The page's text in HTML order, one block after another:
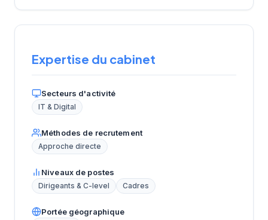
Expertise du cabinet
Secteurs d'activité
IT & Digital
Méthodes de recrutement
Approche directe
Niveaux de postes
Dirigeants & C-level Cadres
Portée géographique